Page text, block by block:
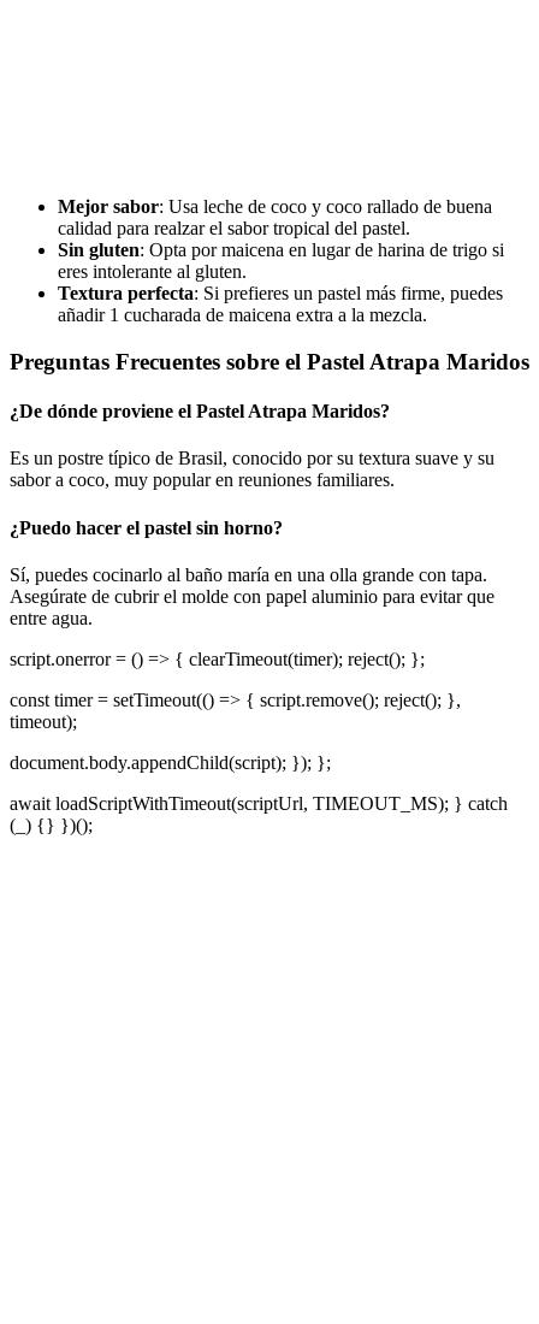
Mejor sabor: Usa leche de coco y coco rallado de buena
calidad para realzar el sabor tropical del pastel.
Sin gluten: Opta por maicena en lugar de harina de trigo si
eres intolerante al gluten.
Textura perfecta: Si prefieres un pastel más firme, puedes
añadir 1 cucharada de maicena extra a la mezcla.
Preguntas Frecuentes sobre el Pastel Atrapa Maridos
¿De dónde proviene el Pastel Atrapa Maridos?
Es un postre típico de Brasil, conocido por su textura suave y su
sabor a coco, muy popular en reuniones familiares.
¿Puedo hacer el pastel sin horno?
Sí, puedes cocinarlo al baño maría en una olla grande con tapa.
Asegúrate de cubrir el molde con papel aluminio para evitar que
entre agua.
script.onerror = () => { clearTimeout(timer); reject(); };
const timer = setTimeout(() => { script.remove(); reject(); },
timeout);
document.body.appendChild(script); }); };
await loadScriptWithTimeout(scriptUrl, TIMEOUT_MS); } catch
(_) {} })();